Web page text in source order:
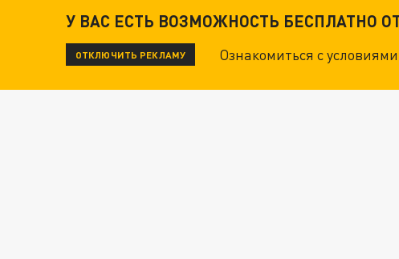
У ВАС ЕСТЬ ВОЗМОЖНОСТЬ БЕСПЛАТНО
ОТКЛЮЧИТЬ РЕКЛАМУ Ознакомиться с